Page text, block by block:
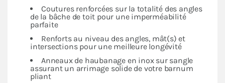
Coutures renforcées sur la totalité des angles
de la bâche de toit pour une imperméabilité
parfaite
Renforts au niveau des angles, mât(s) et
intersections pour une meilleure longévité
Anneaux de haubanage en inox sur sangle
assurant un arrimage solide de votre barnum
pliant